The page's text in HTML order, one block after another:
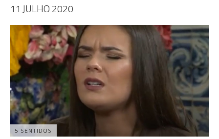
11 JULHO 2020
5 SENTIDOS